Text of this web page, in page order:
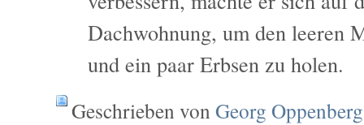
Dachwohnung, um den leeren
und ein paar Erbsen zu holen.
Geschrieben vonGeorg Oppenberg